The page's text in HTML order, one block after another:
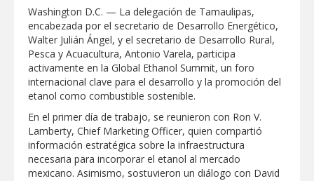
"Jefes de Familia", programa de apoyo
social municipal para los reynosenses
Supervisa rector Dámaso Anaya nueva
sede para la Facultad de Arquitectura de
la UAT en Ciudad Victoria
Agiliza el ITAVU procesos de
escrituración para brindar certeza
patrimonial a más familias de
Tamaulipas
GOBIERNO MUNICIPAL EXHORTA A
PREVENIR ENFERMEDADES DURANTE
LA TEMPORADA DE CALOR
Intensificó Municipio programa de
Washington D.C. — La delegación de Tamaulipas,
encabezada por el secretario de Desarrollo Energético,
Walter Julián Ángel, y el secretario de Desarrollo Rural,
Pesca y Acuacultura, Antonio Varela, participa
activamente en la Global Ethanol Summit, un foro
internacional clave para el desarrollo y la promoción del
etanol como combustible sostenible.
En el primer día de trabajo, se reunieron con Ron V.
Lamberty, Chief Marketing Officer, quien compartió
información estratégica sobre la infraestructura
necesaria para incorporar el etanol al mercado
mexicano. Asimismo, sostuvieron un diálogo con David